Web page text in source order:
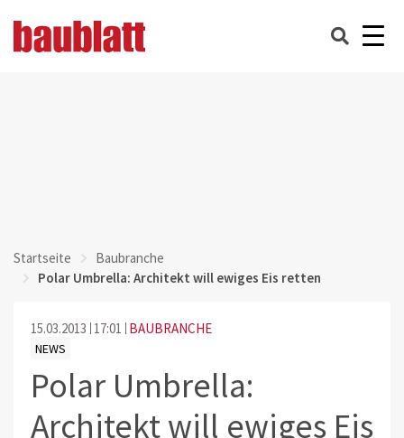
Startseite
Baubranche
Polar Umbrella: Architekt will ewiges Eis retten
15.03.2013 17:01 BAUBRANCHE
NEWS
Polar Umbrella:
Architekt will ewiges Eis